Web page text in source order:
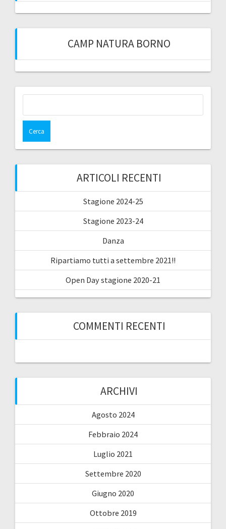
CAMP NATURA BORNO
ARTICOLI RECENTI
Stagione 2024-25
Stagione 2023-24
Danza
Ripartiamo tutti a settembre 2021!!
Open Day stagione 2020-21
COMMENTI RECENTI
ARCHIVI
Agosto 2024
Febbraio 2024
Luglio 2021
Settembre 2020
Giugno 2020
Ottobre 2019